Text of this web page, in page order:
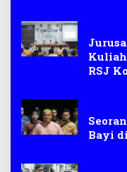
RSJ
Bayi